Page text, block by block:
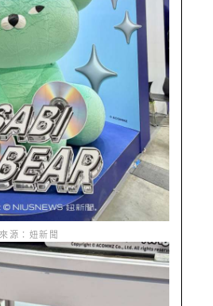
源：妞新聞